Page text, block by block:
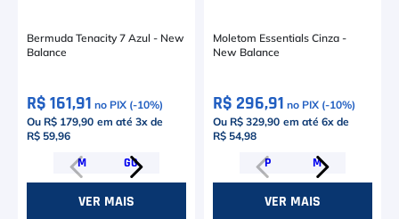
Bermuda Tenacity 7 Azul - New
Balance
R$ 161,91 no PIX (-10%)
Ou R$ 179,90 em até 3x de
R$ 59,96
M GG
VER MAIS
Moletom Essentials Cinza -
New Balance
R$ 296,91 no PIX (-10%)
Ou R$ 329,90 em até 6x de
R$ 54,98
P M
VER MAIS